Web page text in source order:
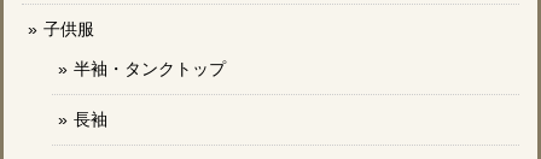
子供服
半袖・タンクトップ
長袖